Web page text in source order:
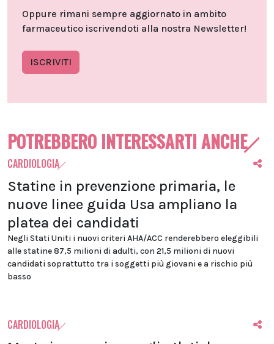
Oppure rimani sempre aggiornato in ambito
farmaceutico iscrivendoti alla nostra Newsletter!
ISCRIVITI
POTREBBERO INTERESSARTI ANCHE
CARDIOLOGIA
Statine in prevenzione primaria, le
nuove linee guida Usa ampliano la
platea dei candidati
Negli Stati Uniti i nuovi criteri AHA/ACC renderebbero eleggibili
alle statine 87,5 milioni di adulti, con 21,5 milioni di nuovi
candidati soprattutto tra i soggetti più giovani e a rischio più
basso
CARDIOLOGIA